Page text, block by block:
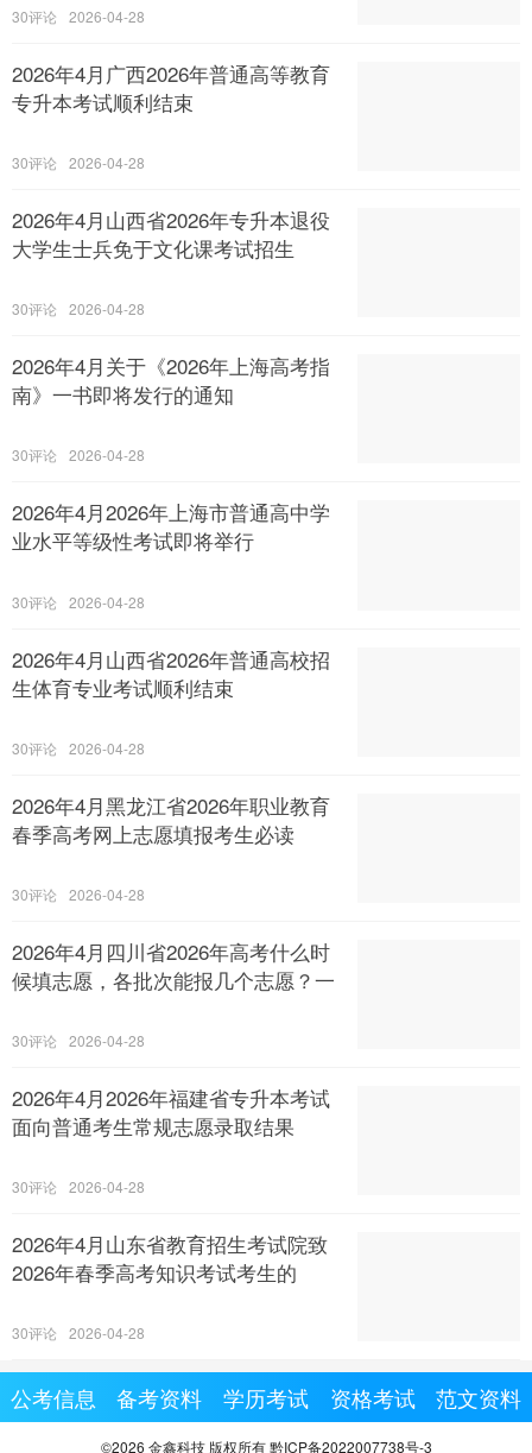
30 2026-04-28
2026年4月广西2026年普通高等教育
专升本考试顺利结束
30 2026-04-28
2026年4月山西省2026年专升本退役
大学生士兵免于文化课考试招生
30 2026-04-28
2026年4月关于《2026年上海高考指
南》一书即将发行的通知
30 2026-04-28
2026年4月2026年上海市普通高中学
业水平等级性考试即将举行
30 2026-04-28
2026年4月山西省2026年普通高校招
生体育专业考试顺利结束
30 2026-04-28
2026年4月黑龙江省2026年职业教育
春季高考网上志愿填报考生必读
30 2026-04-28
2026年4月四川省2026年高考什么时
候填志愿，各批次能报几个志愿？一
30 2026-04-28
2026年4月2026年福建省专升本考试
面向普通考生常规志愿录取结果
30 2026-04-28
2026年4月山东省教育招生考试院致
2026年春季高考知识考试考生的
30 2026-04-28
公考信息 备考资料 学历考试 资格考试 范文资料
©2026 金鑫科技 版权所有 黔ICP备2022007738号-3